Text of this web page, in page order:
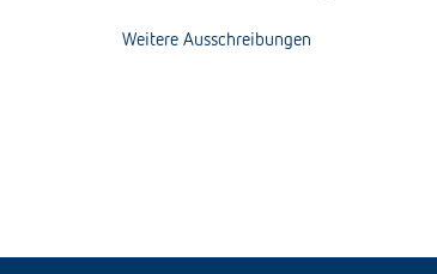
Weitere Ausschreibungen